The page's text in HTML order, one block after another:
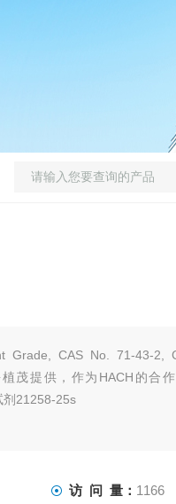
Grade, CAS No. 71-43-2,
茂提供，作为HACH的合
剂21258-25s
访 问 量： 1166